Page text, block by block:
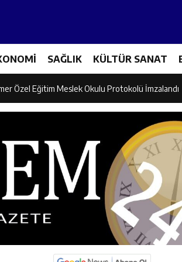
SAĞLIK KÜLTÜR SANAT
Özel Eğitim Meslek Okulu Protokolü İmzalandı
Ziyareti
Kabri
Değerlendirme Toplantısı